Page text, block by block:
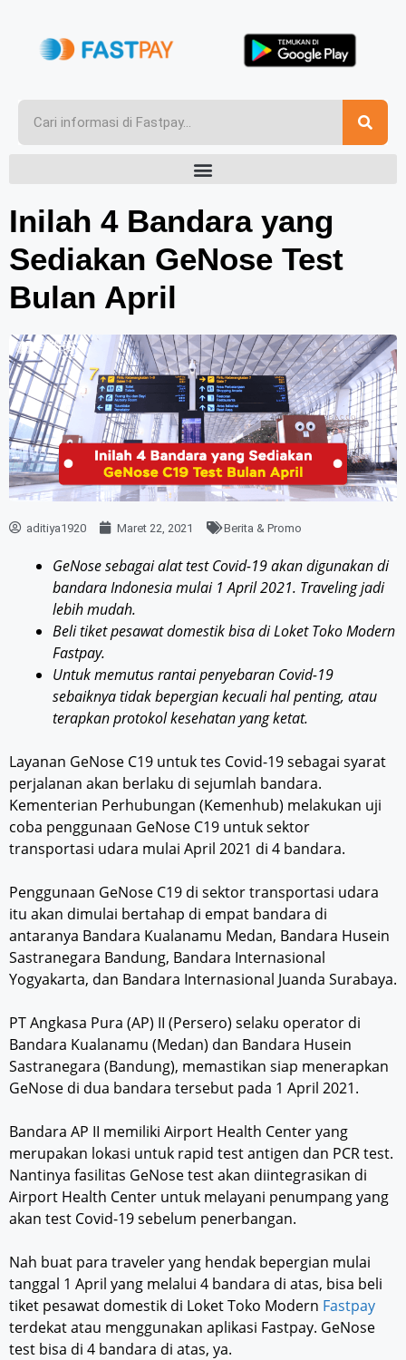
Inilah 4 Bandara yang
Sediakan GeNose Test
Bulan April
aditiya1920 Maret 22, 2021 Berita & Promo
GeNose sebagai alat test Covid-19 akan digunakan di
bandara Indonesia mulai 1 April 2021. Traveling jadi
lebih mudah.
Beli tiket pesawat domestik bisa di Loket Toko Modern
Fastpay.
Untuk memutus rantai penyebaran Covid-19
sebaiknya tidak bepergian kecuali hal penting, atau
terapkan protokol kesehatan yang ketat.
Layanan GeNose C19 untuk tes Covid-19 sebagai syarat
perjalanan akan berlaku di sejumlah bandara.
Kementerian Perhubungan (Kemenhub) melakukan uji
coba penggunaan GeNose C19 untuk sektor
transportasi udara mulai April 2021 di 4 bandara.
Penggunaan GeNose C19 di sektor transportasi udara
itu akan dimulai bertahap di empat bandara di
antaranya Bandara Kualanamu Medan, Bandara Husein
Sastranegara Bandung, Bandara Internasional
Yogyakarta, dan Bandara Internasional Juanda Surabaya.
PT Angkasa Pura (AP) II (Persero) selaku operator di
Bandara Kualanamu (Medan) dan Bandara Husein
Sastranegara (Bandung), memastikan siap menerapkan
GeNose di dua bandara tersebut pada 1 April 2021.
Bandara AP II memiliki Airport Health Center yang
merupakan lokasi untuk rapid test antigen dan PCR test.
Nantinya fasilitas GeNose test akan diintegrasikan di
Airport Health Center untuk melayani penumpang yang
akan test Covid-19 sebelum penerbangan.
Nah buat para traveler yang hendak bepergian mulai
tanggal 1 April yang melalui 4 bandara di atas, bisa beli
tiket pesawat domestik di Loket Toko Modern Fastpay
terdekat atau menggunakan aplikasi Fastpay. GeNose
test bisa di 4 bandara di atas, ya.